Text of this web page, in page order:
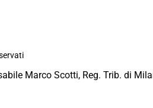
Marco Scotti, Reg. Trib. di